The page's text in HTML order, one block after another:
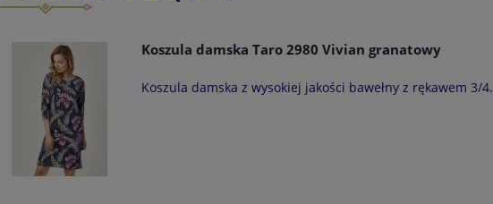
Koszula damska Taro 2980 Vivian granatowy
Koszula damska z wysokiej jakości bawełny z rękawem 3/4.